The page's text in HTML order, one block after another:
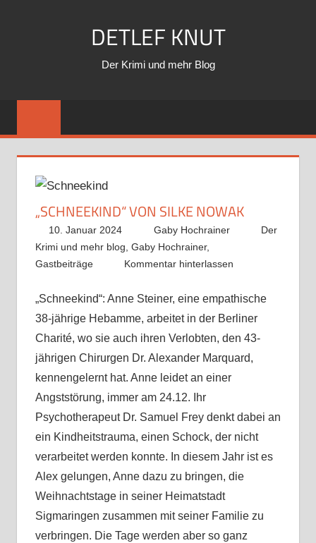
DETLEF KNUT
Der Krimi und mehr Blog
„SCHNEEKIND“ VON SILKE NOWAK
10. Januar 2024 Gaby Hochrainer
Der
Krimi und mehr blog, Gaby Hochrainer,
Gastbeiträge
Kommentar hinterlassen
„Schneekind“: Anne Steiner, eine empathische
38-jährige Hebamme, arbeitet in der Berliner
Charité, wo sie auch ihren Verlobten, den 43-
jährigen Chirurgen Dr. Alexander Marquard,
kennengelernt hat. Anne leidet an einer
Angststörung, immer am 24.12. Ihr
Psychotherapeut Dr. Samuel Frey denkt dabei an
ein Kindheitstrauma, einen Schock, der nicht
verarbeitet werden konnte. In diesem Jahr ist es
Alex gelungen, Anne dazu zu bringen, die
Weihnachtstage in seiner Heimatstadt
Sigmaringen zusammen mit seiner Familie zu
verbringen. Die Tage werden aber so ganz